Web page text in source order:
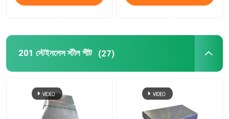
উদ্ধৃতির জন্য আবেদন
201 স্টেইনলেস স্টীল শীট (27)